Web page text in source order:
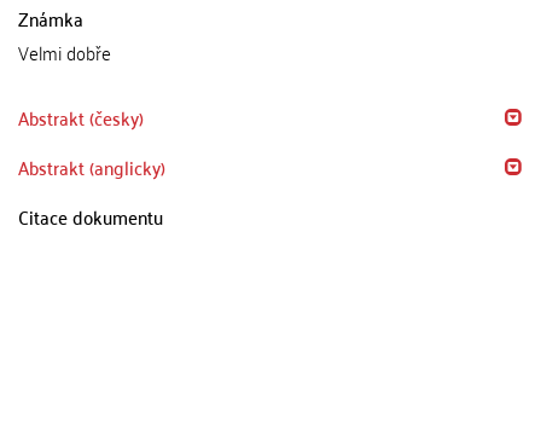
Známka
Velmi dobře
Abstrakt (česky)
Abstrakt (anglicky)
Citace dokumentu